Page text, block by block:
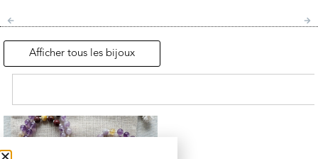
Afficher tous les bijoux